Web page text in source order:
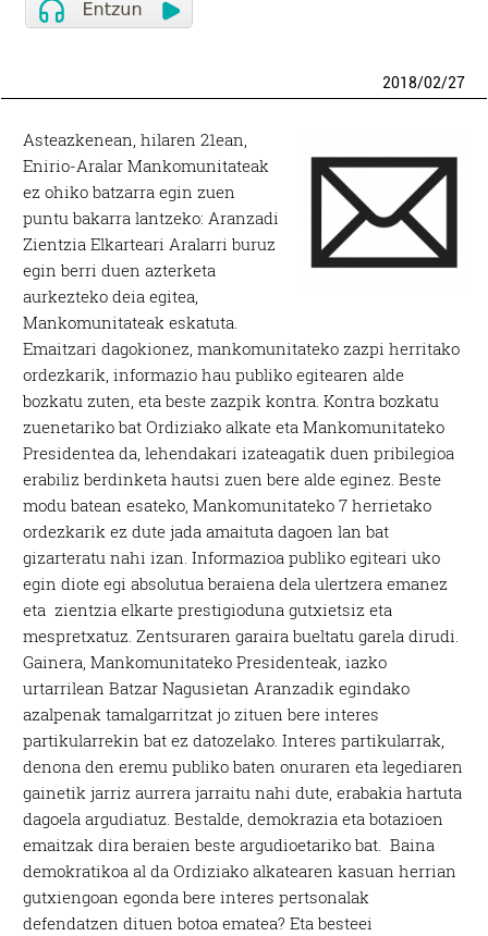
2018/02/27
Asteazkenean, hilaren 21ean,
Enirio-Aralar Mankomunitateak
ez ohiko batzarra egin zuen
puntu bakarra lantzeko: Aranzadi
Zientzia Elkarteari Aralarri buruz
egin berri duen azterketa
aurkezteko deia egitea,
Mankomunitateak eskatuta.
Emaitzari dagokionez, mankomunitateko zazpi herritako
ordezkarik, informazio hau publiko egitearen alde
bozkatu zuten, eta beste zazpik kontra. Kontra bozkatu
zuenetariko bat Ordiziako alkate eta Mankomunitateko
Presidentea da, lehendakari izateagatik duen pribilegioa
erabiliz berdinketa hautsi zuen bere alde eginez. Beste
modu batean esateko, Mankomunitateko 7 herrietako
ordezkarik ez dute jada amaituta dagoen lan bat
gizarteratu nahi izan. Informazioa publiko egiteari uko
egin diote egi absolutua beraiena dela ulertzera emanez
eta zientzia elkarte prestigioduna gutxietsiz eta
mespretxatuz. Zentsuraren garaira bueltatu garela dirudi.
Gainera, Mankomunitateko Presidenteak, iazko
urtarrilean Batzar Nagusietan Aranzadik egindako
azalpenak tamalgarritzat jo zituen bere interes
partikularrekin bat ez datozelako. Interes partikularrak,
denona den eremu publiko baten onuraren eta legediaren
gainetik jarriz aurrera jarraitu nahi dute, erabakia hartuta
dagoela argudiatuz. Bestalde, demokrazia eta botazioen
emaitzak dira beraien beste argudioetariko bat. Baina
demokratikoa al da Ordiziako alkatearen kasuan herrian
gutxiengoan egonda bere interes pertsonalak
defendatzen dituen botoa ematea? Eta besteei